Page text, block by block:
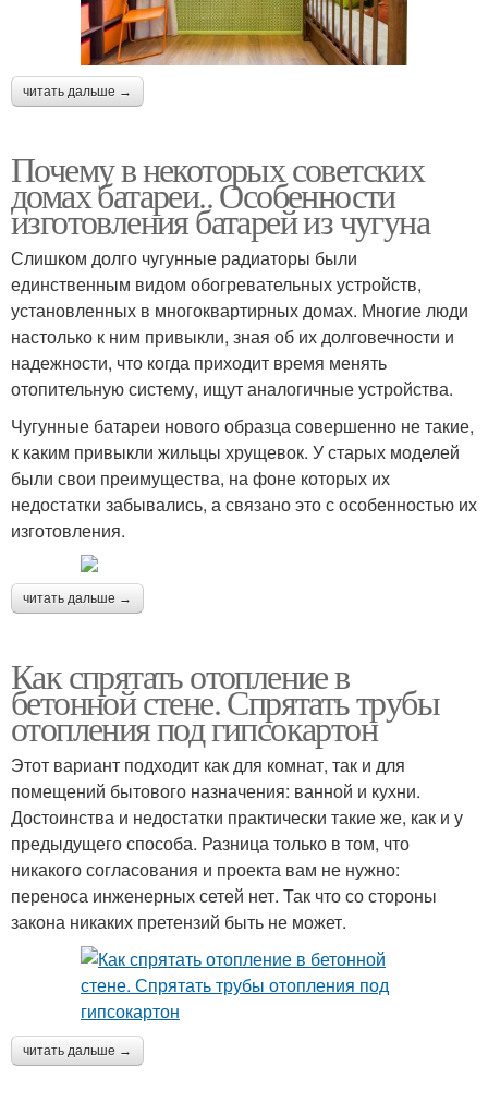
читать дальше →
Почему в некоторых советских
домах батареи.. Особенности
изготовления батарей из чугуна
Слишком долго чугунные радиаторы были
единственным видом обогревательных устройств,
установленных в многоквартирных домах. Многие люди
настолько к ним привыкли, зная об их долговечности и
надежности, что когда приходит время менять
отопительную систему, ищут аналогичные устройства.
Чугунные батареи нового образца совершенно не такие,
к каким привыкли жильцы хрущевок. У старых моделей
были свои преимущества, на фоне которых их
недостатки забывались, а связано это с особенностью их
изготовления.
читать дальше →
Как спрятать отопление в
бетонной стене. Спрятать трубы
отопления под гипсокартон
Этот вариант подходит как для комнат, так и для
помещений бытового назначения: ванной и кухни.
Достоинства и недостатки практически такие же, как и у
предыдущего способа. Разница только в том, что
никакого согласования и проекта вам не нужно:
переноса инженерных сетей нет. Так что со стороны
закона никаких претензий быть не может.
читать дальше →